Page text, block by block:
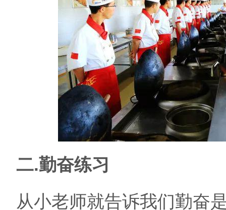
二.勤奋练习
从小老师就告诉我们勤奋